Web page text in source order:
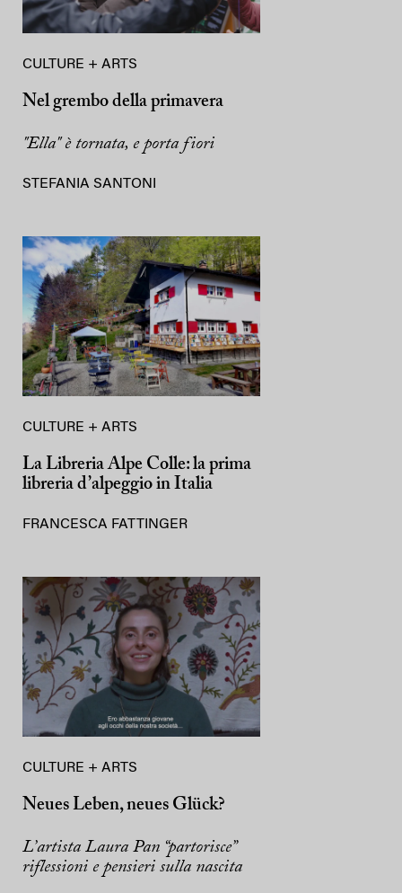
CULTURE + ARTS
Nel grembo della primavera
"Ella" è tornata, e porta fiori
STEFANIA SANTONI
CULTURE + ARTS
La Libreria Alpe Colle: la prima
libreria d’alpeggio in Italia
FRANCESCA FATTINGER
CULTURE + ARTS
Neues Leben, neues Glück?
L’artista Laura Pan “partorisce”
riflessioni e pensieri sulla nascita